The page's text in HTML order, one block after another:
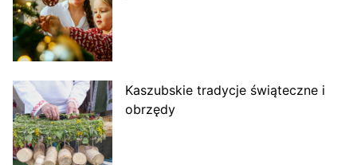
Kaszubskie tradycje świąteczne i
obrzędy